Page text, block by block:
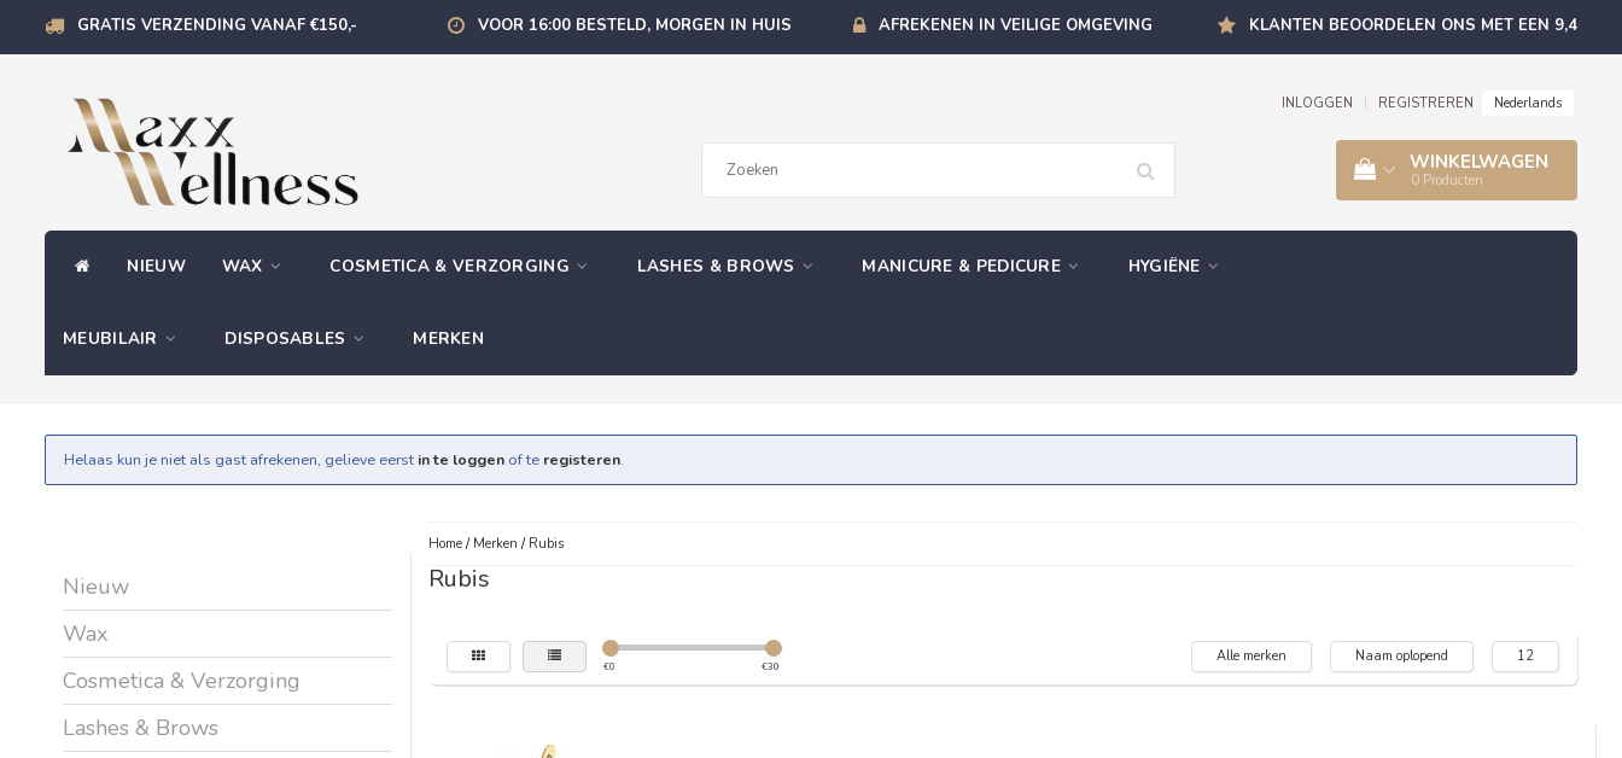
GRATIS VERZENDING VANAF €150,- VOOR 16:00 BESTELD, MORGEN IN HUIS AFREKENEN IN VEILIGE OMGEVING KLANTEN BEOORDELEN ONS MET EEN 9,4
INLOGGEN REGISTREREN Nederlands
WINKELWAGEN
0 Producten
NIEUW WAX COSMETICA & VERZORGING LASHES & BROWS MANICURE & PEDICURE HYGIËNE
MEUBILAIR DISPOSABLES MERKEN
Helaas kun je niet als gast afrekenen, gelieve eerst in te loggen of te registeren.
Nieuw
Wax
Cosmetica & Verzorging
Lashes & Brows
Home/ Merken / Rubis
Rubis
€0 €30
Alle merken Naam oplopend 12